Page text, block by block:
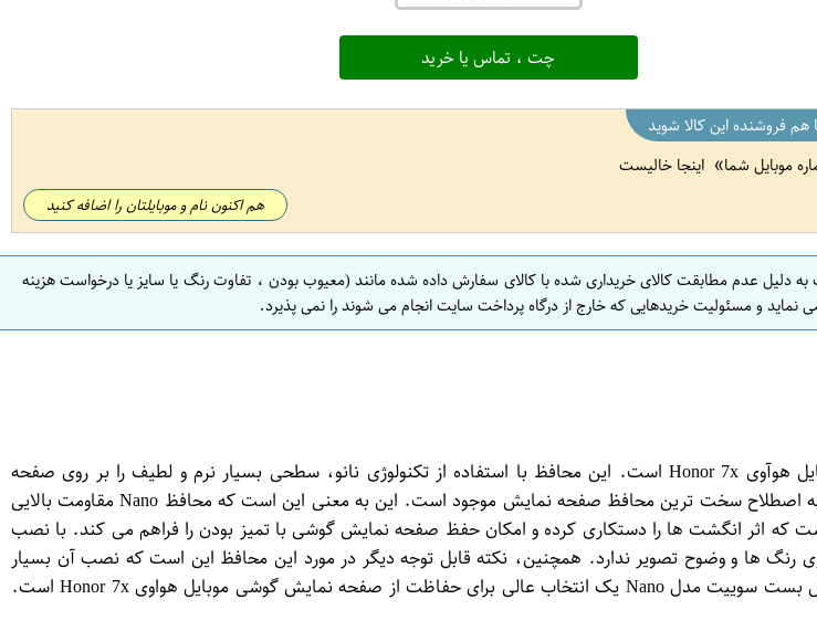
چت ، تماس یا خرید
هم فروشنده این کالا شوید
موبایل شما اینجا خالیست
هم اکنون نام و موبایلتان را اضافه کنید
دلیل عدم مطابقت کالای خریداری شده با کالای سفارش داده شده مانند (معیوب بودن ، تفاوت رنگ یا سایز یا درخواست هزینه
و مسئولیت خریدهایی که خارج از درگاه پرداخت سایت انجام می شوند را نمی پذیرد.
کالای محافظ صفحه نمایش بست سوییت مدل Nano یک محافظ حرفه ای برای گوشی موبایل هوآوی Honor 7x است. این محافظ با استفاده از تکنولوژی نانو، سطحی بسیار نرم و لطیف را بر روی صفحه
نمایش گوشی ایجاد می کند و به آن حفاظت می کند. این محافظ دارای سختی 9H است که به اصطلاح سخت ترین محافظ صفحه نمایش موجود است. این به معنی این است که محافظ Nano مقاومت بالایی
اثر انگشت ها را دستکاری کرده و امکان حفظ صفحه نمایش گوشی با تمیز بودن را فراهم می کند. با نصب
ها و وضوح تصویر ندارد. همچنین، نکته قابل توجه دیگر در مورد این محافظ این است که نصب آن بسیار
آسان است و بدون ایجاد حباب هوا یا خطوط مزاحم. به طور کلی، کالای محافظ صفحه نمایش بست سوییت مدل Nano یک انتخاب عالی برای حفاظت از صفحه نمایش گوشی موبایل هواوی Honor 7x است.